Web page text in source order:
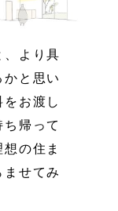
、より具
と思い
お渡し
帰って
の住ま
せてみ